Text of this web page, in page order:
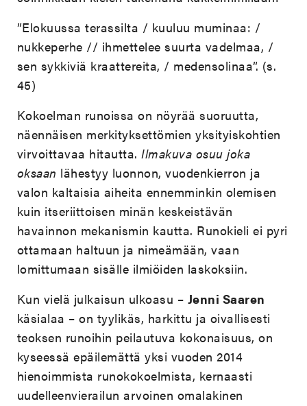
”Elokuussa terassilta / kuuluu muminaa: /
nukkeperhe // ihmettelee suurta vadelmaa, /
sen sykkiviä kraattereita, / medensolinaa”. (s.
45)
Kokoelman runoissa on nöyrää suoruutta,
näennäisen merkityksettömien yksityiskohtien
virvoittavaa hitautta.Ilmakuva osuu joka
oksaan lähestyy luonnon, vuodenkierron ja
valon kaltaisia aiheita ennemminkin olemisen
kuin itseriittoisen minän keskeistävän
havainnon mekanismin kautta. Runokieli ei pyri
ottamaan haltuun ja nimeämään, vaan
lomittumaan sisälle ilmiöiden laskoksiin.
Kun vielä julkaisun ulkoasu – Jenni Saaren
käsialaa – on tyylikäs, harkittu ja oivallisesti
teoksen runoihin peilautuva kokonaisuus, on
kyseessä epäilemättä yksi vuoden 2014
hienoimmista runokokoelmista, kernaasti
uudelleenvierailun arvoinen omalakinen